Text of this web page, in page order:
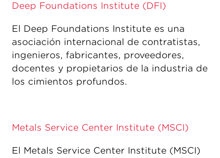
Deep Foundations Institute (DFI)
El Deep Foundations Institute es una
asociación internacional de contratistas,
ingenieros, fabricantes, proveedores,
docentes y propietarios de la industria de
los cimientos profundos.
Metals Service Center Institute (MSCI)
El Metals Service Center Institute (MSCI)